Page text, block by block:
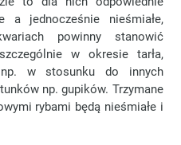
a jednocześnie nieśmiałe,
powinny stanowić
w okresie tarła,
np. w stosunku do innych
np. gupików. Trzymane
rybami będą nieśmiałe i